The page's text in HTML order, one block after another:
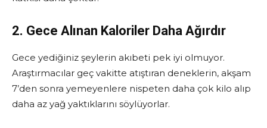
2. Gece Alınan Kaloriler Daha Ağırdır
Gece yediğiniz şeylerin akıbeti pek iyi olmuyor.
Araştırmacılar geç vakitte atıştıran deneklerin, akşam
7’den sonra yemeyenlere nispeten daha çok kilo alıp
daha az yağ yaktıklarını söylüyorlar.